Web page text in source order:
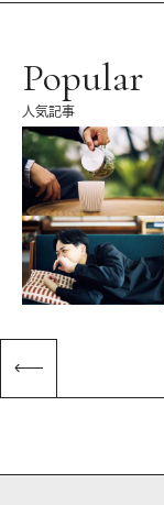
Popular
人気記事